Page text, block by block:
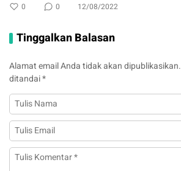
0 0 12/08/2022
Tinggalkan Balasan
Alamat email Anda tidak akan dipublikasikan.
ditandai*